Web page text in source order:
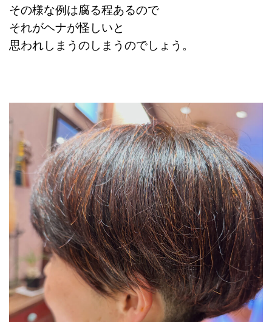
その様な例は腐る程あるので
それがヘナが怪しいと
思われしまうのしまうのでしょう。